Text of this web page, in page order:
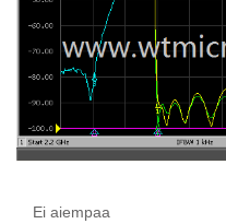
Ei aiempaa